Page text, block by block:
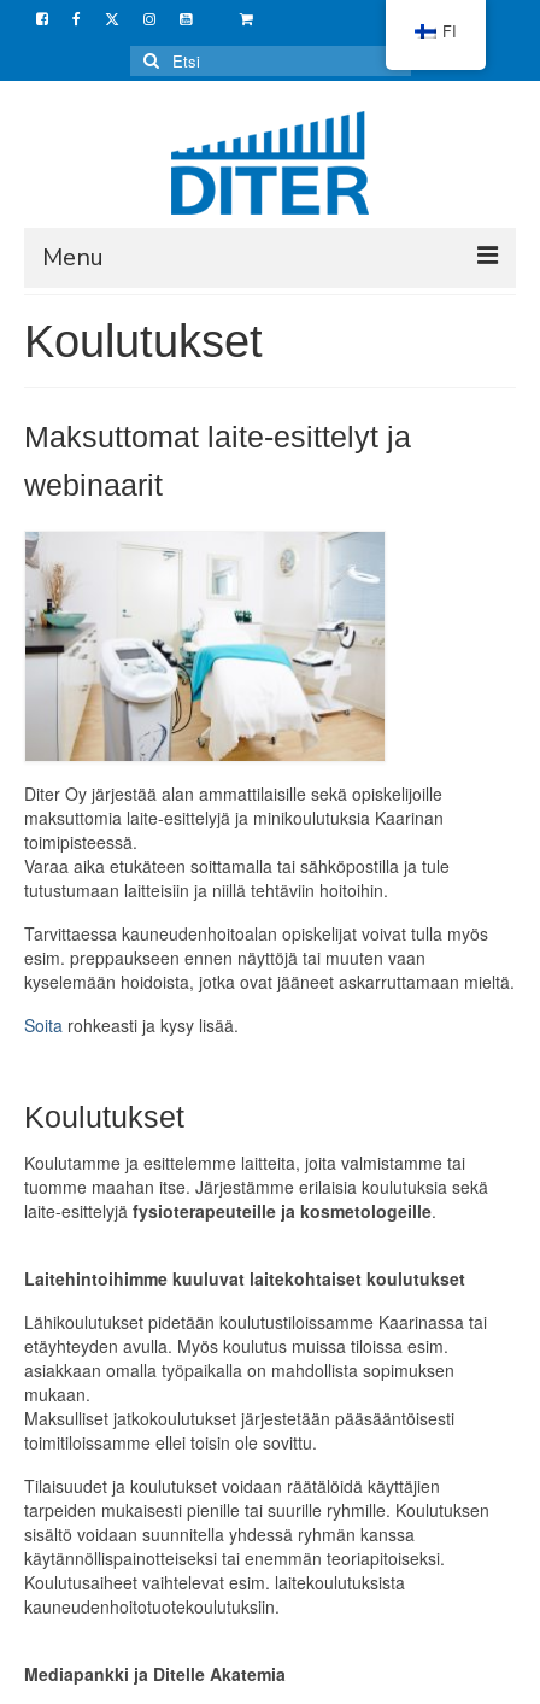
Search
for:
Menu
VERKKOKAUPPA
KAUNEUDENHOITO
KOTIKÄYTTÖÖN
ELÄINTENHOITO
KÄYTETYT LAITTEET
Olen ostamassa
Olen myymässä
LISÄTARVIKKEET
VETYTERAPIA
RAHOITUS
OTA YHTEYTTÄ
Koulutukset
Maksuttomat laite-esittelyt ja
webinaarit
Diter Oy järjestää alan ammattilaisille sekä opiskelijoille
maksuttomia laite-esittelyjä ja minikoulutuksia Kaarinan
toimipisteessä.
Varaa aika etukäteen soittamalla tai sähköpostilla ja tule
tutustumaan laitteisiin ja niillä tehtäviin hoitoihin.
Tarvittaessa kauneudenhoitoalan opiskelijat voivat tulla myös
esim. preppaukseen ennen näyttöjä tai muuten vaan
kyselemään hoidoista, jotka ovat jääneet askarruttamaan mieltä.
Soita rohkeasti ja kysy lisää.
Koulutukset
Koulutamme ja esittelemme laitteita, joita valmistamme tai
tuomme maahan itse. Järjestämme erilaisia koulutuksia sekä
laite-esittelyjä fysioterapeuteille ja kosmetologeille.
Laitehintoihimme kuuluvat laitekohtaiset koulutukset
Lähikoulutukset pidetään koulutustiloissamme Kaarinassa tai
etäyhteyden avulla. Myös koulutus muissa tiloissa esim.
asiakkaan omalla työpaikalla on mahdollista sopimuksen
mukaan.
Maksulliset jatkokoulutukset järjestetään pääsääntöisesti
toimitiloissamme ellei toisin ole sovittu.
Tilaisuudet ja koulutukset voidaan räätälöidä käyttäjien
tarpeiden mukaisesti pienille tai suurille ryhmille. Koulutuksen
sisältö voidaan suunnitella yhdessä ryhmän kanssa
käytännöllispainotteiseksi tai enemmän teoriapitoiseksi.
Koulutusaiheet vaihtelevat esim. laitekoulutuksista
kauneudenhoitotuotekoulutuksiin.
Mediapankki ja Ditelle Akatemia
FI